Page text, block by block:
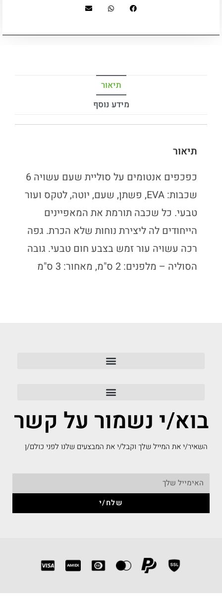
תיאור
מידע נוסף
תיאור
כפכפים אנטומים על סוליית שעם עשויה 6
שכבות: EVA, פשתן, שעם, יוטה, לטקס ועור
טבעי. כל שכבה תורמת את המאפיינים
הייחודים לה ליצירת נוחות שלא הכרת. גפה
רכה עשויה עור זמש בצבע חום טבעי. גובה
הסוליה – מלפנים: 2 ס"מ, מאחור: 3 ס"מ
בוא/י נשמור על קשר
השאיר/י את המייל שלך וקבל/י את המבצעים שלנו לפני כולם/ן
שלח/י